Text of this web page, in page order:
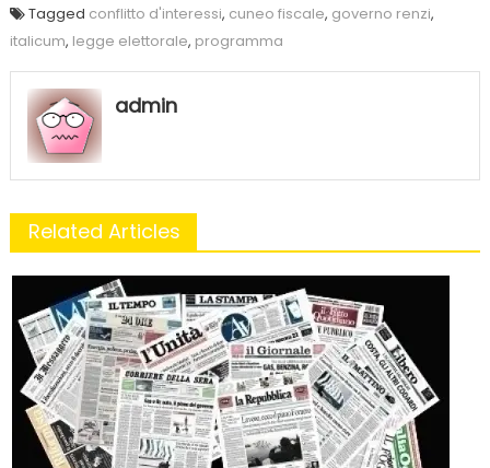
Tagged conflitto d'interessi, cuneo fiscale, governo renzi,
italicum, legge elettorale, programma
admin
Related Articles